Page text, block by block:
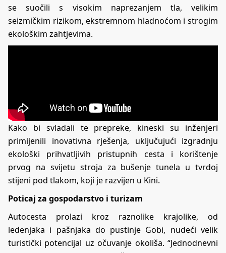
se suočili s visokim naprezanjem tla, velikim
seizmičkim rizikom, ekstremnom hladnoćom i strogim
ekološkim zahtjevima.
Kako bi svladali te prepreke, kineski su inženjeri
primijenili inovativna rješenja, uključujući izgradnju
ekološki prihvatljivih pristupnih cesta i korištenje
prvog na svijetu stroja za bušenje tunela u tvrdoj
stijeni pod tlakom, koji je razvijen u Kini.
Poticaj za gospodarstvo i turizam
Autocesta prolazi kroz raznolike krajolike, od
ledenjaka i pašnjaka do pustinje Gobi, nudeći velik
turistički potencijal uz očuvanje okoliša. “Jednodnevni